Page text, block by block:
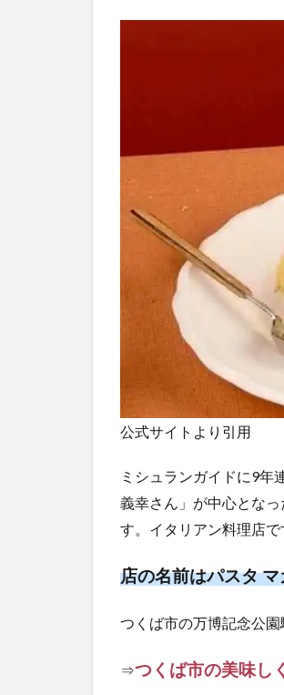
公式サイトより引用
ミシュランガイドに9年
義幸さん」が中心とな
す。イタリアン料理店で
店の名前はパスタ
つくば市の万博記念公
⇒つくば市の美味し